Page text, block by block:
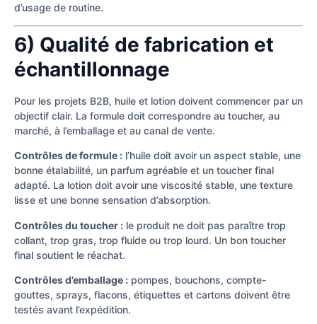
d’usage de routine.
6) Qualité de fabrication et
échantillonnage
Pour les projets B2B, huile et lotion doivent commencer par un
objectif clair. La formule doit correspondre au toucher, au
marché, à l’emballage et au canal de vente.
Contrôles de formule : l’huile doit avoir un aspect stable, une
bonne étalabilité, un parfum agréable et un toucher final
adapté. La lotion doit avoir une viscosité stable, une texture
lisse et une bonne sensation d’absorption.
Contrôles du toucher : le produit ne doit pas paraître trop
collant, trop gras, trop fluide ou trop lourd. Un bon toucher
final soutient le réachat.
Contrôles d’emballage : pompes, bouchons, compte-
gouttes, sprays, flacons, étiquettes et cartons doivent être
testés avant l’expédition.